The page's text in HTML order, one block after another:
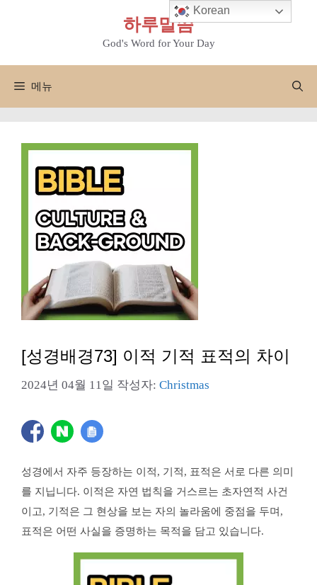
하루말씀
God's Word for Your Day
메뉴
[성경배경73] 이적 기적 표적의 차이
2024년 04월 11일 작성자: Christmas
성경에서 자주 등장하는 이적, 기적, 표적은 서로 다른 의미
를 지닙니다. 이적은 자연 법칙을 거스르는 초자연적 사건
이고, 기적은 그 현상을 보는 자의 놀라움에 중점을 두며,
표적은 어떤 사실을 증명하는 목적을 담고 있습니다.
Korean